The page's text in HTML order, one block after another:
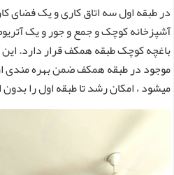
در طبقه اول سه اتاق کاری و یک
آشپزخانه کوچک و جمع و جور و یک
باغچه کوچک طبقه همکف قرار دارد.
موجود در طبقه همکف ضمن بهره مندی
میشود ، امکان رشد تا طبقه اول را